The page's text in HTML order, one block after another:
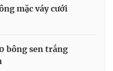
mặc váy cưới
bông sen trắng